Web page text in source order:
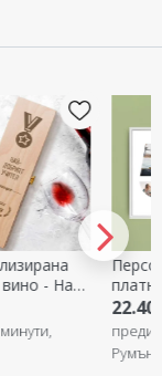
вино - Най-
11
номер
22.40
преди